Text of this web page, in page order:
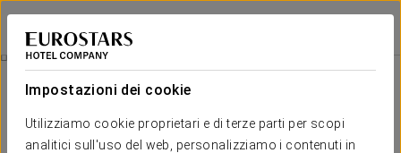
Impostazioni dei cookie
Utilizziamo cookie proprietari e di terze parti per scopi
analitici sull'uso del web, personalizziamo i contenuti in
Eurostars Gran Hotel La Toja
PONTEVEDRA - O GROVE
Evasione Termale